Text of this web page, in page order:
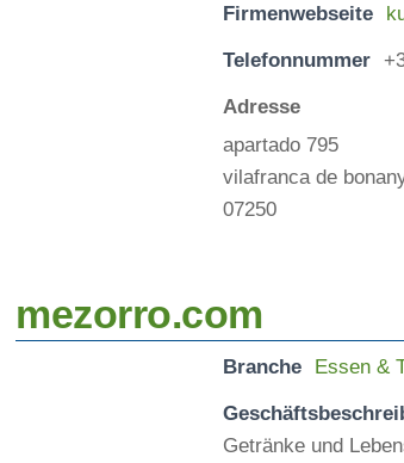
Firmenwebseite
Telefonnummer
Adresse
apartado 795
vilafranca de
07250
mezorro.com
Branche Essen &
Getränke und